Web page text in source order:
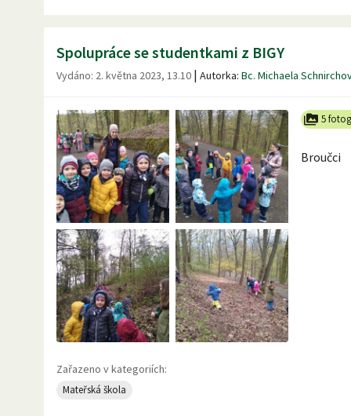
Spolupráce se studentkami z BIGY
Vydáno: 2. května 2023, 13.10 | Autorka: Bc. Michaela
5
Broučci
Zařazeno v kategoriích:
Mateřská škola